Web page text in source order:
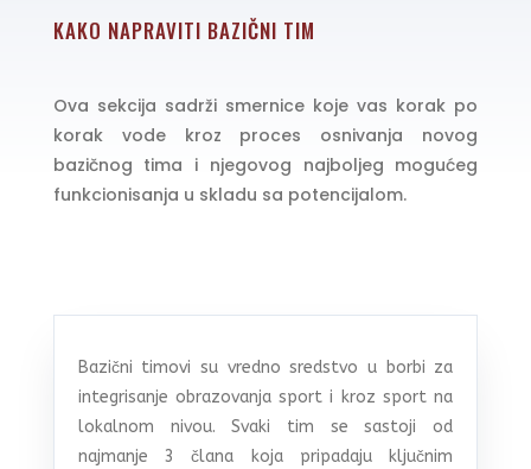
KAKO NAPRAVITI BAZIČNI TIM
Ova sekcija sadrži smernice koje vas korak po
korak vode kroz proces osnivanja novog
bazičnog tima i njegovog najboljeg mogućeg
funkcionisanja u skladu sa potencijalom.
Bazični timovi su vredno sredstvo u borbi za
integrisanje obrazovanja sport i kroz sport na
lokalnom nivou. Svaki tim se sastoji od
najmanje 3 člana koja pripadaju ključnim